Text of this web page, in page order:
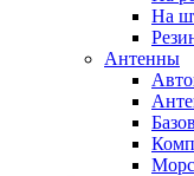
На
Антенны